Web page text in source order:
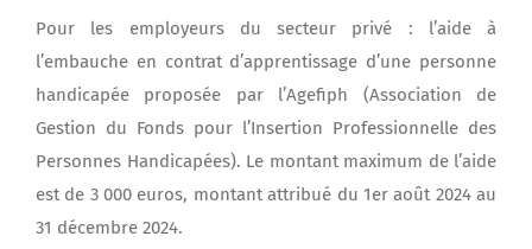
Pour les employeurs du secteur privé : l’aide à
l’embauche en contrat d’apprentissage d’une personne
handicapée proposée par l’Agefiph (Association de
Gestion du Fonds pour l’Insertion Professionnelle des
Personnes Handicapées). Le montant maximum de l’aide
est de 3 000 euros, montant attribué du 1er août 2024 au
31 décembre 2024.